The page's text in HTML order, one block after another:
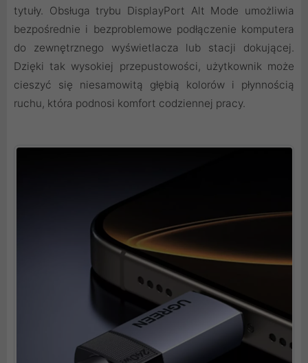
tytuły. Obsługa trybu DisplayPort Alt Mode umożliwia
bezpośrednie i bezproblemowe podłączenie komputera
do zewnętrznego wyświetlacza lub stacji dokującej.
Dzięki tak wysokiej przepustowości, użytkownik może
cieszyć się niesamowitą głębią kolorów i płynnością
ruchu, która podnosi komfort codziennej pracy.